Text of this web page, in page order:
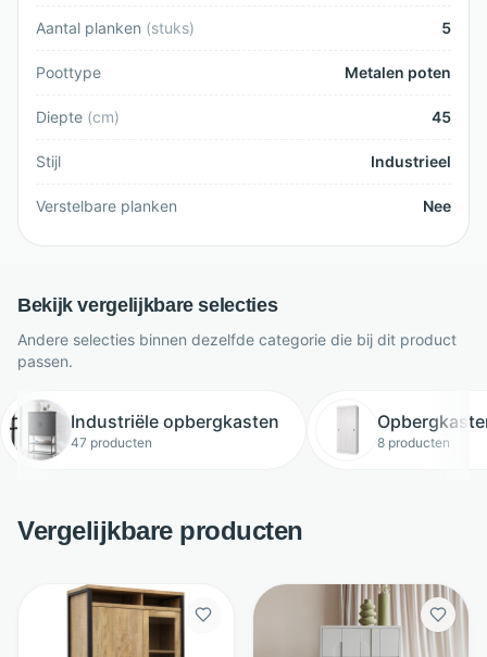
Aantal planken (stuks) 5
Poottype Metalen poten
Diepte (cm) 45
Stijl Industrieel
Verstelbare planken Nee
Bekijk vergelijkbare selecties
Andere selecties binnen dezelfde categorie die bij dit product
passen.
Industriële opbergkasten
47 producten 8 producten
Vergelijkbare producten